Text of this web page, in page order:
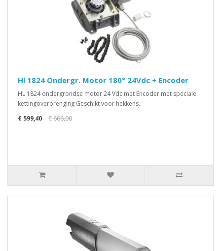
Hl 1824 Ondergr. Motor 180° 24Vdc + Encoder
HL 1824 ondergrondse motor 24 Vdc met Encoder met speciale
kettingoverbrenging Geschikt voor hekkens..
€ 599,40
€ 666,00